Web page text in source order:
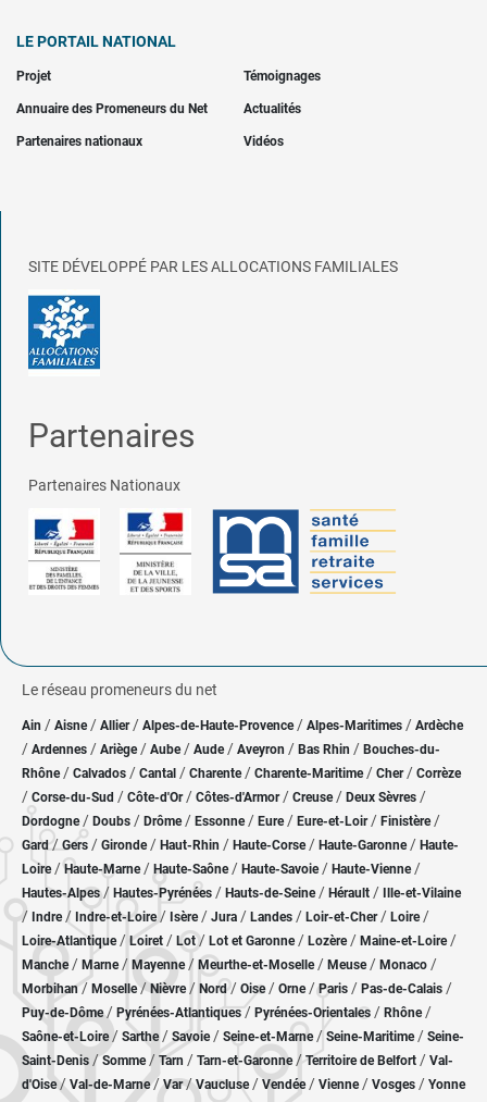
LE PORTAIL NATIONAL
Projet Témoignages
Annuaire des Promeneurs du Net Actualités
Partenaires nationaux Vidéos
SITE DÉVELOPPÉ PAR LES ALLOCATIONS FAMILIALES
Partenaires
Partenaires Nationaux
Le réseau promeneurs du net
Ain / Aisne/ Allier/ Alpes-de-Haute-Provence / Alpes-Maritimes / Ardèche
/ Ardennes / Ariège/ Aube/ Aude / Aveyron / Bas Rhin / Bouches-du-
Rhône/ Calvados / Cantal / Charente / Charente-Maritime/ Cher / Corrèze
/ Corse-du-Sud / Côte-d'Or / Côtes-d'Armor/ Creuse/ Deux Sèvres /
Dordogne/ Doubs / Drôme/ Essonne / Eure/ Eure-et-Loir / Finistère/
Gard/Gers / Gironde/ Haut-Rhin / Haute-Corse/ Haute-Garonne/ Haute-
Loire/Haute-Marne/ Haute-Saône/ Haute-Savoie/ Haute-Vienne/
Hautes-Alpes/ Hautes-Pyrénées / Hauts-de-Seine/ Hérault / Ille-et-Vilaine
/ Indre/ Indre-et-Loire/ Isère/ Jura / Landes / Loir-et-Cher/ Loire/
Loire-Atlantique/ Loiret / Lot/ Lot et Garonne/ Lozère / Maine-et-Loire/
Manche/ Marne/ Mayenne/ Meurthe-et-Moselle/ Meuse/ Monaco /
Morbihan/ Moselle/ Nièvre / Nord/ Oise / Orne/Paris / Pas-de-Calais /
Puy-de-Dôme/ Pyrénées-Atlantiques / Pyrénées-Orientales / Rhône/
Saône-et-Loire/ Sarthe/ Savoie/ Seine-et-Marne/ Seine-Maritime/ Seine-
Saint-Denis /Somme/ Tarn / Tarn-et-Garonne/Territoire de Belfort / Val-
d'Oise/ Val-de-Marne/Var/Vaucluse/ Vendée/ Vienne/ Vosges / Yonne